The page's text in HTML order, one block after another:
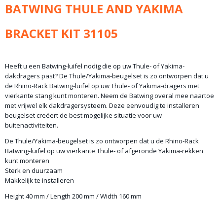
BATWING THULE AND YAKIMA
BRACKET KIT 31105
Heeft u een Batwing-luifel nodig die op uw Thule- of Yakima-
dakdragers past? De Thule/Yakima-beugelset is zo ontworpen dat u
de Rhino-Rack Batwing-luifel op uw Thule- of Yakima-dragers met
vierkante stang kunt monteren. Neem de Batwing overal mee naartoe
met vrijwel elk dakdragersysteem. Deze eenvoudig te installeren
beugelset creëert de best mogelijke situatie voor uw
buitenactiviteiten.
De Thule/Yakima-beugelset is zo ontworpen dat u de Rhino-Rack
Batwing-luifel op uw vierkante Thule- of afgeronde Yakima-rekken
kunt monteren
Sterk en duurzaam
Makkelijk te installeren
Height 40 mm / Length 200 mm / Width 160 mm